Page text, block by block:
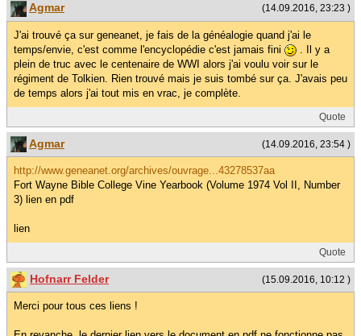
(14.09.2016, 23:23 )
Agmar
J'ai trouvé ça sur geneanet, je fais de la généalogie quand j'ai le
temps/envie, c'est comme l'encyclopédie c'est jamais fini
. Il y a
plein de truc avec le centenaire de WWI alors j'ai voulu voir sur le
régiment de Tolkien. Rien trouvé mais je suis tombé sur ça. J'avais peu
de temps alors j'ai tout mis en vrac, je complète.
Quote
(14.09.2016, 23:54 )
Agmar
http://www.geneanet.org/archives/ouvrage...43278537aa
Fort Wayne Bible College Vine Yearbook (Volume 1974 Vol II, Number
3) lien en pdf
lien
Quote
(15.09.2016, 10:12 )
Hofnarr Felder
Merci pour tous ces liens !